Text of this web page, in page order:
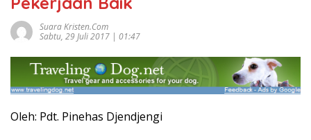
Suara Kristen.com
Sabtu, 29 Juli 2017 | 01:47
Oleh: Pdt. Pinehas Djendjengi